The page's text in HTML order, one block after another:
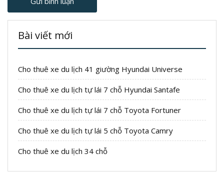
Bài viết mới
Cho thuê xe du lịch 41 giường Hyundai Universe
Cho thuê xe du lịch tự lái 7 chỗ Hyundai Santafe
Cho thuê xe du lịch tự lái 7 chỗ Toyota Fortuner
Cho thuê xe du lịch tự lái 5 chỗ Toyota Camry
Cho thuê xe du lịch 34 chỗ